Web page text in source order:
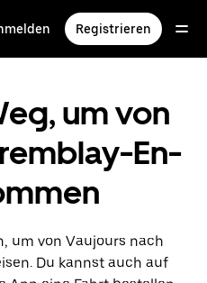
Registrieren
um von
En-
um von Vaujours nach
Du kannst auch auf